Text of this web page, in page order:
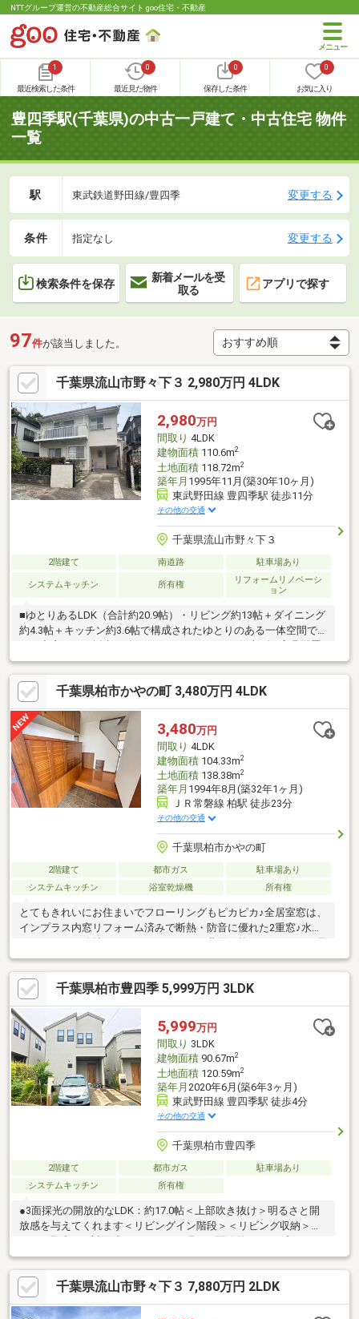
NTTグループ運営の不動産総合サイト goo住宅・不動産
1
最近検索した条件
0
最近見た物件
0
保存した条件
0
お気に入り
豊四季駅(千葉県)の中古一戸建て・中古住宅 物件
一覧
駅 東武鉄道野田線/豊四季 変更する
条件 指定なし 変更する
検索条件を保存
新着メールを受
取る
アプリで探す
97件が該当しました。
千葉県流山市野々下３ 2,980万円 4LDK
2,980万円
間取り 4LDK
建物面積110.6m2
土地面積118.72m2
築年月 1995年11月(築30年10ヶ月)
東武野田線 豊四季駅 徒歩11分
その他の交通
千葉県流山市野々下３
2階建て 南道路 駐車場あり
システムキッチン 所有権
リフォームリノベーシ
ョン
■ゆとりあるLDK（合計約20.9帖）・リビング約13帖＋ダイニング
約4.3帖＋キッチン約3.6帖で構成されたゆとりのある一体空間で
もしやすく家族の団らん空間として使いやすい設計です。■幅
2800mmのワイドキッチンと家事動線の配慮・キッチン幅が約
2800mmで床下収納を備え、調理や収納の作業性に優れます。洗
面室・浴室が別設計で家事の動線が取りやすく、玄関の下足入や
各所の収納で日用品の整理も行いやすい間取りです。■外壁屋根
塗装済！周辺環境良好！・給湯器交換（平成25年8月）、外壁・
屋根塗装（平成24年4月）
千葉県柏市かやの町 3,480万円 4LDK
3,480万円
間取り 4LDK
建物面積104.33m2
土地面積138.38m2
築年月 1994年8月(築32年1ヶ月)
ＪＲ常磐線 柏駅 徒歩23分
その他の交通
千葉県柏市かやの町
2階建て 都市ガス
駐車場あり
システムキッチン
浴室乾燥機 所有権
とてもきれいにお住まいでフローリングもピカピカ♪全居室窓は、
インプラス内窓リフォーム済みで断熱・防音に優れた2重窓♪水廻
学の希望、ご質問等お気軽にお問い合わせください。ライフイン
フォメーション〇ピーコックストアまで徒歩７分（約500m）〇ク
リエイトSD柏豊四季店まで徒歩7分（約500m）〇豊四季はぐくみ
保育園まで徒歩7分（約500m）〇認定こども園くるみこども園ま
で徒歩8分（約550m）〇柏第6小学校まで徒歩10分（約700m）〇
柏第三中学校まで徒歩７分（約500m）〇豊四季台公園まで徒歩6
分（約450m）
千葉県柏市豊四季 5,999万円 3LDK
5,999万円
間取り 3LDK
建物面積90.67m2
土地面積120.59m2
築年月 2020年6月(築6年3ヶ月)
東武野田線 豊四季駅 徒歩4分
その他の交通
千葉県柏市豊四季
2階建て 都市ガス
駐車場あり
システムキッチン
所有権
●3面採光の開放的なLDK：約17.0帖＜上部吹き抜け＞明るさと開
放感を与えてくれます＜リビングイン階段＞＜リビング収納＞
チン＞ ＜キッチンカウンター＞●ワイドバルコニー 奥行があ
るため、洗濯や布団を干すスペース としてだけではなく、+αの
空間として チェアーを出しって寛いだり、 ガーデニングなど
も楽しめます●Z空調の家 1年中、温度差の少ない快適さで健康
千葉県流山市野々下３ 7,880万円 2LDK